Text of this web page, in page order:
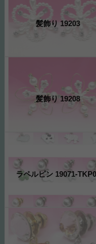
髪飾り 19203
髪飾り 19208
ラペルピン 19071-